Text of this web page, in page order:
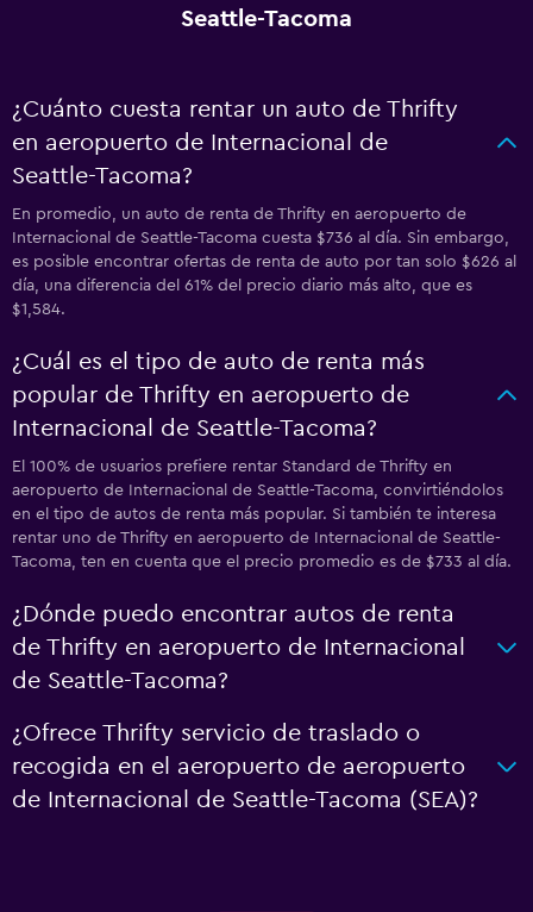
Seattle-Tacoma
¿Cuánto cuesta rentar un auto de Thrifty
en aeropuerto de Internacional de
Seattle-Tacoma?
En promedio, un auto de renta de Thrifty en aeropuerto de
Internacional de Seattle-Tacoma cuesta $736 al día. Sin embargo,
es posible encontrar ofertas de renta de auto por tan solo $626 al
día, una diferencia del 61% del precio diario más alto, que es
$1,584.
¿Cuál es el tipo de auto de renta más
popular de Thrifty en aeropuerto de
Internacional de Seattle-Tacoma?
El 100% de usuarios prefiere rentar Standard de Thrifty en
aeropuerto de Internacional de Seattle-Tacoma, convirtiéndolos
en el tipo de autos de renta más popular. Si también te interesa
rentar uno de Thrifty en aeropuerto de Internacional de Seattle-
Tacoma, ten en cuenta que el precio promedio es de $733 al día.
¿Dónde puedo encontrar autos de renta
de Thrifty en aeropuerto de Internacional
de Seattle-Tacoma?
¿Ofrece Thrifty servicio de traslado o
recogida en el aeropuerto de aeropuerto
de Internacional de Seattle-Tacoma (SEA)?